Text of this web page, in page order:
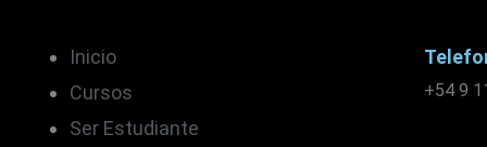
Inicio
Cursos
Ser Estudiante
+54 9